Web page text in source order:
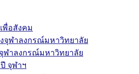
พื่อสังคม
จุฬาลงกรณ์มหาวิทยาลัย
ฬาลงกรณ์มหาวิทยาลัย
จุฬาฯ